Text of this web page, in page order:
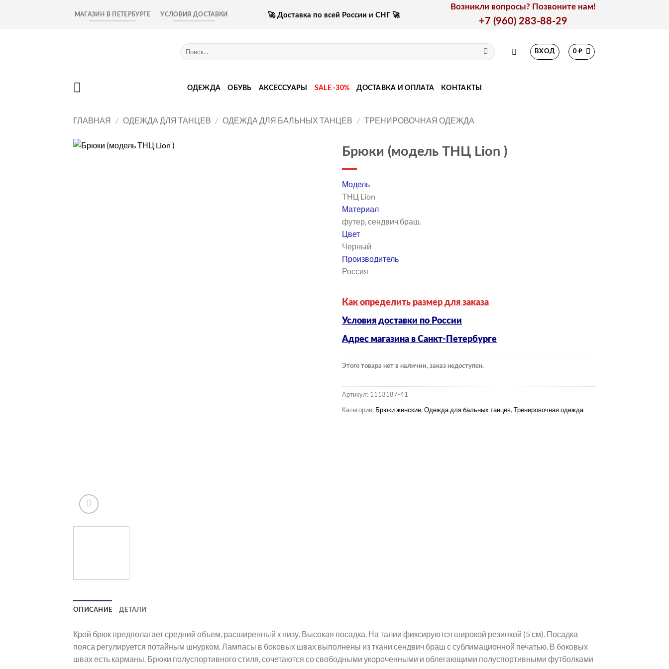
МАГАЗИН В ПЕТЕРБУРГЕ УСЛОВИЯ ДОСТАВКИ 🚀 Доставка по всей России и СНГ 🚀
Возникли вопросы? Позвоните нам!
+7 (960) 283-88-29
Искать:
ВХОД 0₽
ОДЕЖДА ОБУВЬ АКСЕССУАРЫ SALE -30% ДОСТАВКА И ОПЛАТА КОНТАКТЫ
ГЛАВНАЯ / ОДЕЖДА ДЛЯ ТАНЦЕВ / ОДЕЖДА ДЛЯ БАЛЬНЫХ ТАНЦЕВ / ТРЕНИРОВОЧНАЯ ОДЕЖДА
Брюки (модель ТНЦ Lion )
Модель
ТНЦ Lion
Материал
футер, сендвич браш.
Цвет
Черный
Производитель
Россия
Как определить размер для заказа
Условия доставки по России
Адрес магазина в Санкт-Петербурге
Этого товара нет в наличии, заказ недоступен.
Артикул: 1113187-41
Категории: Брюки женские, Одежда для бальных танцев, Тренировочная одежда
ОПИСАНИЕ ДЕТАЛИ
Крой брюк предполагает средний объем, расширенный к низу. Высокая посадка. На талии фиксируются широкой резинкой (5 см). Посадка
пояса регулируется потайным шнурком. Лампасы в боковых швах выполнены из ткани сендвич браш с сублимационной печатью. В боковых
швах есть карманы. Брюки полуспортивного стиля, сочетаются со свободными укороченными и облегающими полуспортивными футболками